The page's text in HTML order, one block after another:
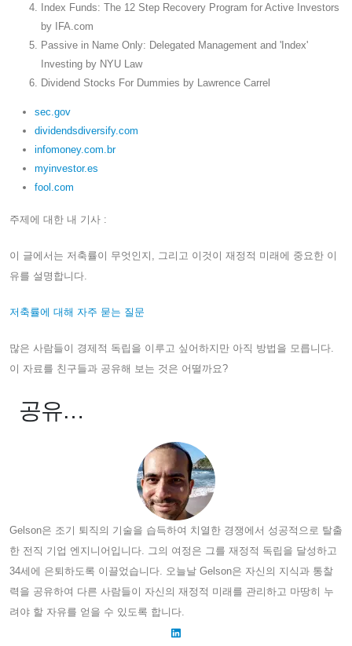
Index Funds: The 12 Step Recovery Program for Active Investors
by IFA.com
Passive in Name Only: Delegated Management and 'Index'
Investing by NYU Law
Dividend Stocks For Dummies by Lawrence Carrel
sec.gov
dividendsdiversify.com
infomoney.com.br
myinvestor.es
fool.com
주제에 대한 내 기사 :
이 글에서는 저축률이 무엇인지, 그리고 이것이 재정적 미래에 중요한 이
유를 설명합니다.
저축률에 대해 자주 묻는 질문
많은 사람들이 경제적 독립을 이루고 싶어하지만 아직 방법을 모릅니다.
이 자료를 친구들과 공유해 보는 것은 어떨까요?
공유…
Gelson은 조기 퇴직의 기술을 습득하여 치열한 경쟁에서 성공적으로 탈출
한 전직 기업 엔지니어입니다. 그의 여정은 그를 재정적 독립을 달성하고
34세에 은퇴하도록 이끌었습니다. 오늘날 Gelson은 자신의 지식과 통찰
력을 공유하여 다른 사람들이 자신의 재정적 미래를 관리하고 마땅히 누
려야 할 자유를 얻을 수 있도록 합니다.